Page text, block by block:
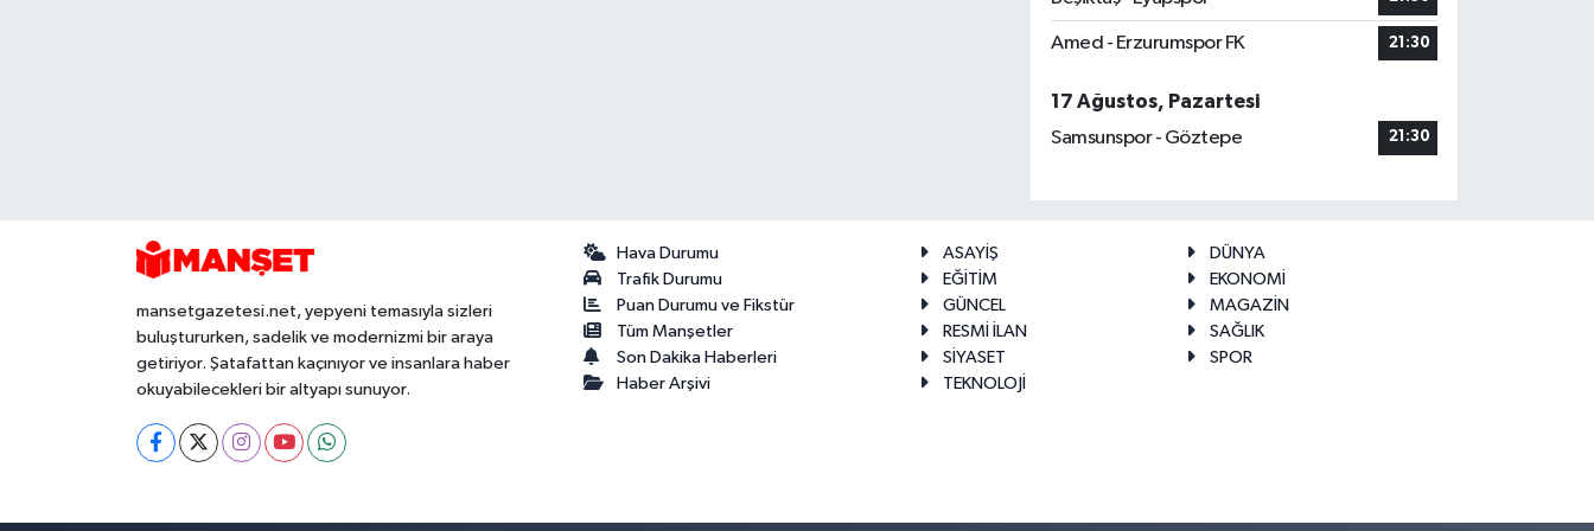
Amed - Erzurumspor FK 21:30
17 Ağustos, Pazartesi
Samsunspor - Göztepe
21:30
mansetgazetesi.net, yepyeni temasıyla sizleri
buluştururken, sadelik ve modernizmi bir araya
getiriyor. Şatafattan kaçınıyor ve insanlara haber
okuyabilecekleri bir altyapı sunuyor.
Hava Durumu
Trafik Durumu
Puan Durumu ve Fikstür
Tüm Manşetler
Son Dakika Haberleri
Haber Arşivi
ASAYİŞ
DÜNYA
EĞİTİM
EKONOMİ
GÜNCEL
MAGAZİN
RESMİ İLAN
SAĞLIK
SİYASET
SPOR
TEKNOLOJİ